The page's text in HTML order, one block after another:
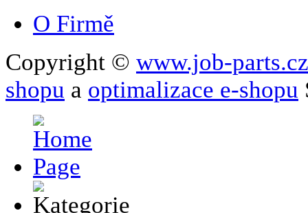
O Firmě
Copyright © www.job-parts.cz
shopu a optimalizace e-shopu